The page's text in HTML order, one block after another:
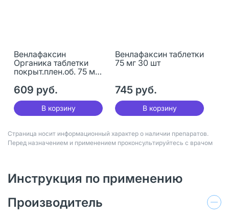
Венлафаксин
Органика таблетки
покрыт.плен.об. 75 мг
609 руб.
В корзину
Венлафаксин таблетки
75 мг 30 шт
745 руб.
В корзину
Страница носит информационный характер о наличии препаратов.
Перед назначением и применением проконсультируйтесь с врачом
Инструкция по применению
Производитель